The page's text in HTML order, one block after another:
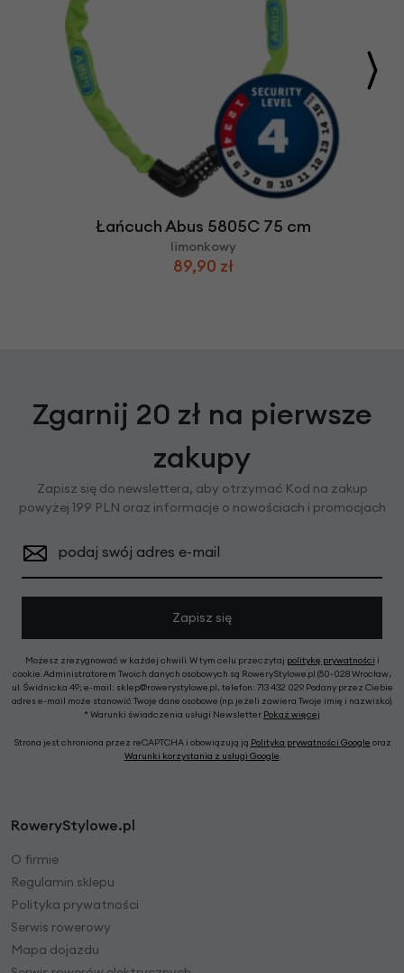
Łańcuch Abus 5805C 75 cm
limonkowy
89,90 zł
Zgarnij 20 zł na pierwsze
zakupy
Zapisz się do newslettera, aby otrzymać Kod na zakup
powyżej 199 PLN oraz informacje o nowościach i promocjach
podaj swój adres e-mail
Zapisz się
Możesz zrezygnować w każdej chwili. W tym celu przeczytaj politykę prywatności i
cookie. Administratorem Twoich danych osobowych są RoweryStylowe.pl (50-028 Wrocław,
ul. Świdnicka 49; e-mail: sklep@rowerystylowe.pl, telefon: 713 432 029. Podany przez Ciebie
adres e-mail może stanowić Twoje dane osobowe (np. jeżeli zawiera Twoje imię i nazwisko).
* Warunki świadczenia usługi Newsletter Pokaż więcej
Strona jest chroniona przez reCAPTCHA i obowiązują ją Polityka prywatności Google oraz
Warunki korzystania z usługi Google
RoweryStylowe.pl
O firmie
Regulamin sklepu
Polityka prywatności
Serwis rowerowy
Mapa dojazdu